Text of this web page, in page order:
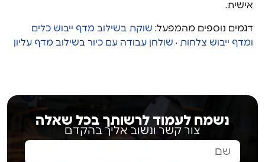
אישית.
דגמים נוספים מהמפעל: שוקת בשילוב מדף ייבוש כלים
ומדף ייבוש צלחות · שולחן עבודה עם כיור בשילוב מדף עליון
נשמח לעמוד לרשותך בכל שאלה
צור קשר ונשוב אליך בהקדם